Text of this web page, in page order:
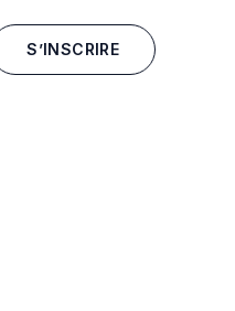
S’INSCRIRE